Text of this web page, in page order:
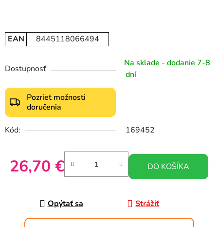
EAN 8445118066494
Dostupnosť
Na sklade - dodanie 7-8
dní
Pozrieť možnosti
doručenia
Kód: 169452
26,70 € DO KOŠÍKA
Opýtať sa Strážiť